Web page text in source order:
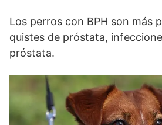
Los perros con BPH son más
quistes de próstata,
próstata.